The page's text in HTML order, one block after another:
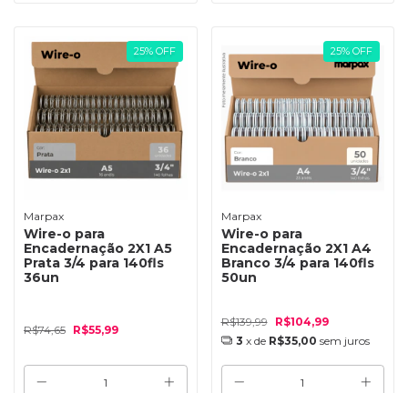
25% OFF
Marpax
Wire-o para
Encadernação 2X1 A5
Prata 3/4 para 140fls
36un
R$74,65 R$55,99
25% OFF
Marpax
Wire-o para
Encadernação 2X1 A4
Branco 3/4 para 140fls
50un
R$139,99
R$104,99
3 x de R$35,00 sem juros